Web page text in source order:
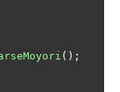
();